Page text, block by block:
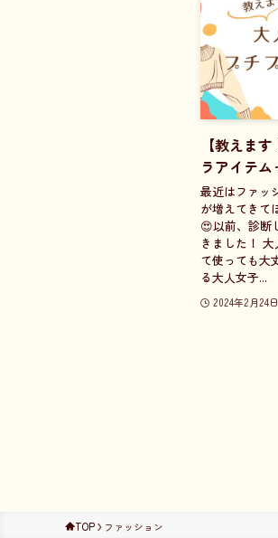
【教えま
ラアイテム
最近はファッ
が増えてきて
😍以前、診断
きました！
て使っても大
る大人女子...
2024年2月24日
TOP ファッション